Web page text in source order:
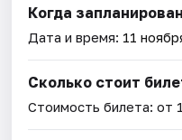
Когда
Дата и время: 11
Сколько стоит
Стоимость билета: от